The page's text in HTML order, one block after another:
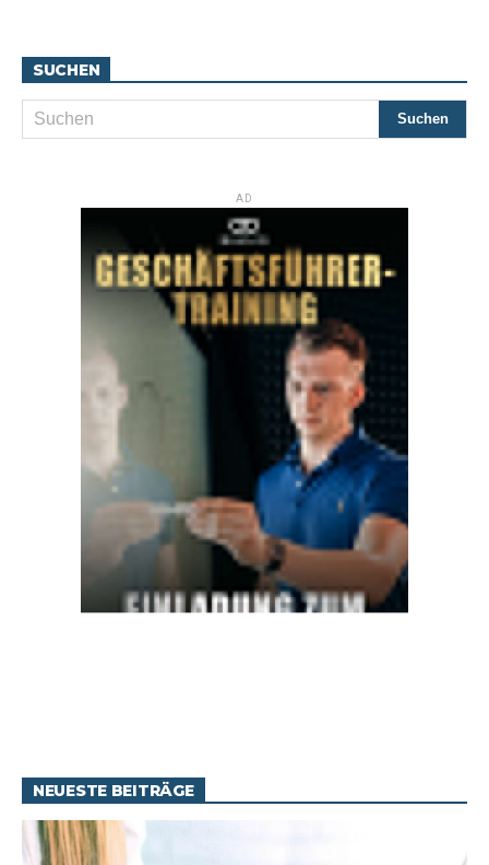
SUCHEN
AD
NEUESTE BEITRÄGE